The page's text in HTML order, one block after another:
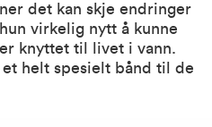
det kan skje endringer
virkelig nytt å kunne
knyttet til livet i vann.
helt spesielt bånd til de